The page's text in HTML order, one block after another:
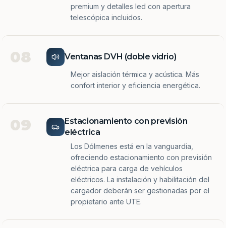
premium y detalles led con apertura
telescópica incluidos.
08 Ventanas DVH (doble vidrio)
Mejor aislación térmica y acústica. Más
confort interior y eficiencia energética.
09
Estacionamiento con previsión
eléctrica
Los Dólmenes está en la vanguardia,
ofreciendo estacionamiento con previsión
eléctrica para carga de vehículos
eléctricos. La instalación y habilitación del
cargador deberán ser gestionadas por el
propietario ante UTE.